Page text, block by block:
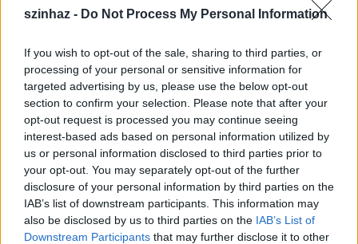
szinhaz - Do Not Process My Personal Information
If you wish to opt-out of the sale, sharing to third parties, or
processing of your personal or sensitive information for
targeted advertising by us, please use the below opt-out
section to confirm your selection. Please note that after your
opt-out request is processed you may continue seeing
interest-based ads based on personal information utilized by
us or personal information disclosed to third parties prior to
your opt-out. You may separately opt-out of the further
disclosure of your personal information by third parties on the
IAB’s list of downstream participants. This information may
also be disclosed by us to third parties on the IAB’s List of
Downstream Participants that may further disclose it to other
A PORT.hu Kft. fenntart minden, a Honlap bármely
másolásával és terjesztésével kapcsolatos jogot. A
Honlaphoz tartozó oldalak tartalmát és kialakítását
nemzetközi és magyar törvények védik.
A Honlap tartalmának egyes részeit – kizárólag saját
felhasználás céljából – merevlemezére mentheti
vagy kinyomtathatja, de ebben az esetben sem
jogosult a Honlap így többszörözött részének
további felhasználására, terjesztésére, adatbázisban
történő tárolására, letölthetővé tételére,
kereskedelmi forgalomba hozatalára.